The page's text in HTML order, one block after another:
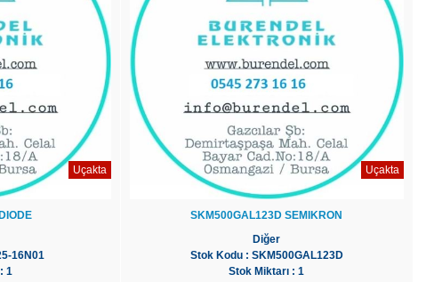
Uçakta
16N01
1
Uçakta
SKM500GAL123D SEMIKRON
Diğer
Stok Kodu : SKM500GAL123D
Stok Miktarı : 1